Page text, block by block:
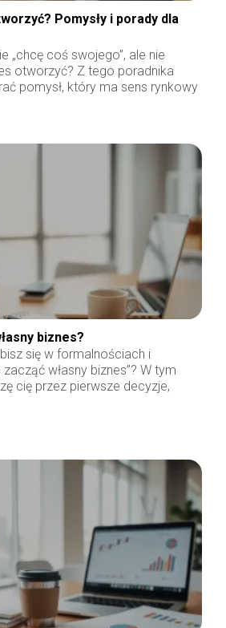
Pomysły i porady dla
„chcę coś swojego”, ale nie
otworzyć? Z tego poradnika
pomysł, który ma sens rynkowy
biznes?
się w formalnościach i
własny biznes”? W tym
cię przez pierwsze decyzje,